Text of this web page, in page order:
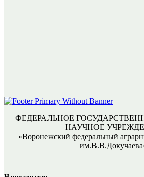
ФЕДЕРАЛЬНОЕ
НАУЧНОЕ
«Воронежский федеральный